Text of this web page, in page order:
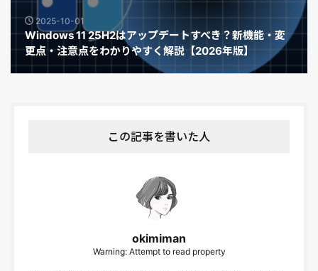
2025-10-01
Windows 11 25H2はアップデートすべき？新機能・変
更点・注意点をわかりやすく解説【2026年版】
この記事を書いた人
okimiman
Warning: Attempt to read property